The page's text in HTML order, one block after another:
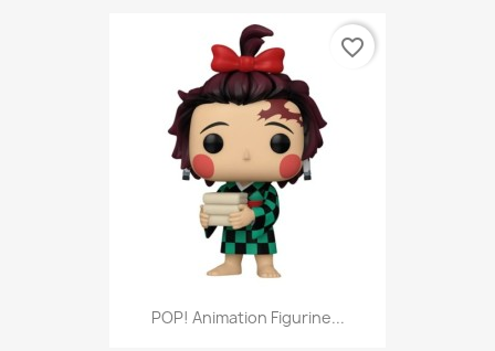
POP! Animation Figurine...
favorite_border